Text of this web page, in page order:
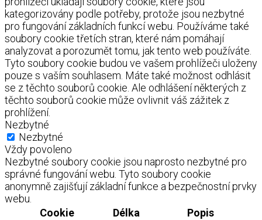
kategorizovány podle potřeby, protože jsou nezbytné
pro fungování základních funkcí webu. Používáme také
soubory cookie třetích stran, které nám pomáhají
analyzovat a porozumět tomu, jak tento web používáte.
Tyto soubory cookie budou ve vašem prohlížeči uloženy
pouze s vaším souhlasem. Máte také možnost odhlásit
se z těchto souborů cookie. Ale odhlášení některých z
těchto souborů cookie může ovlivnit váš zážitek z
prohlížení.
Nezbytné
Nezbytné
Vždy povoleno
Nezbytné soubory cookie jsou naprosto nezbytné pro
správné fungování webu. Tyto soubory cookie
anonymně zajišťují základní funkce a bezpečnostní prvky
webu.
Cookie
Délka Popis